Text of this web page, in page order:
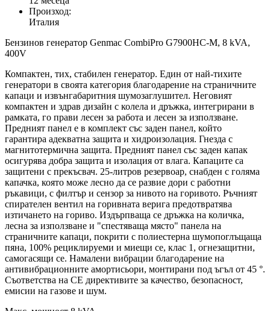
Произход:
Италия
Бензинов генератор Genmac CombiPro G7900HC-M, 8 kVA,
400V
Компактен, тих, стабилен генератор. Един от най-тихите
генератори в своята категория благодарение на страничните
капаци и извънгабаритния шумозаглушител. Неговият
компактен и здрав дизайн с колела и дръжка, интегрирани в
рамката, го прави лесен за работа и лесен за използване.
Предният панел е в комплект със заден панел, който
гарантира адекватна защита и хидроизолация. Гнезда с
магнитотермична защита. Предният панел със заден капак
осигурява добра защита и изолация от влага. Капаците са
защитени с прекъсвач. 25-литров резервоар, снабден с голяма
капачка, която може лесно да се развие дори с работни
ръкавици, с филтър и сензор за нивото на горивото. Ръчният
спирателен вентил на горивната верига предотвратява
изтичането на гориво. Издърпваща се дръжка на количка,
лесна за използване и "спестяваща място" панела на
страничните капаци, покрити с полиестерна шумопоглъщаща
пяна, 100% рециклируеми и миещи се, клас 1, огнезащитни,
самогасящи се. Намалени вибрации благодарение на
антивибрационните амортисьори, монтирани под ъгъл от 45 °.
Съответства на CE директивите за качество, безопасност,
емисии на газове и шум.